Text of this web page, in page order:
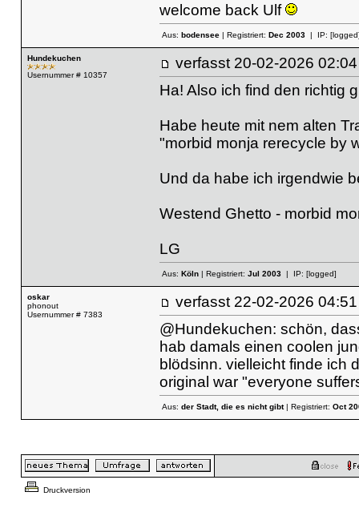
welcome back Ulf
Aus: bodensee| Registriert: Dec 2003| IP:
Hundekuchen
Usernummer # 10357
verfasst 20-02-2026
Ha! Also ich find den richtig
Habe heute mit nem alten
"morbid monja rerecycle by
Und da habe ich irgendwie
Westend Ghetto - morbid
LG
Aus: Köln| Registriert: Jul 2003| IP: [logged]
oskar
phonout
Usernummer # 7383
verfasst 22-02-2026
@Hundekuchen: schön,
hab damals einen coolen
blödsinn. vielleicht finde ich
original war "everyone
Aus: der Stadt, die es nicht gibt| Registriert: Oct
Druckversion